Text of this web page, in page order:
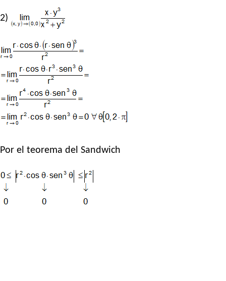
2)
Por el teorema del Sandwich